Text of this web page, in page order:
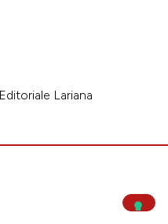
Lariana